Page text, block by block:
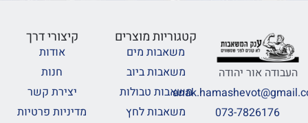
העבודה אור יהודה
073-7826176
קטגוריות מוצרים
משאבות מים
משאבות ביוב
משאבות טבולות
משאבות לחץ
קיצורי דרך
אודות
חנות
יצירת קשר
מדיניות פרטיות